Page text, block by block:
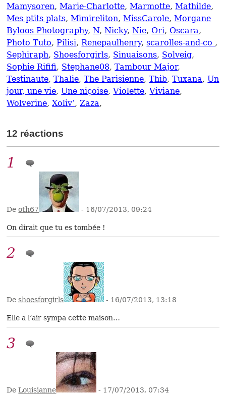
Mamysoren,Marie-Charlotte,Marmotte,Mathilde,
Mes ptits plats,Mimireliton,MissCarole,Morgane
Byloos Photography,N,Nicky,Nie, Ori, Oscara,
Photo Tuto,Pilisi,Renepaulhenry,scarolles-and-co ,
Sephiraph, Shoesforgirls, Sinuaisons, Solveig,
Sophie Rififi, Stephane08,Tambour Major,
Testinaute,Thalie,The Parisienne,Thib,Tuxana,Un
jour, une vie,Une niçoise,Violette,Viviane,
Wolverine,Xoliv’,Zaza,
12 réactions
1
Deoth67 - 16/07/2013, 09:24
On dirait que tu es tombée !
2
Deshoesforgirls - 16/07/2013, 13:18
Elle a l’air sympa cette maison…
3
DeLouisianne - 17/07/2013, 07:34